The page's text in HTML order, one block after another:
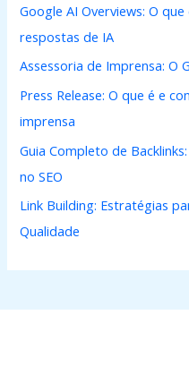
Google AI Overviews: O
respostas de IA
Assessoria de Imprensa: O
Press Release: O que é e
imprensa
Guia Completo de
no SEO
Link Building: Estratégias
Qualidade